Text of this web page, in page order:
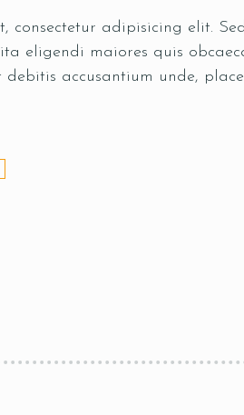
consectetur adipisicing elit.
eligendi maiores quis
accusantium unde,